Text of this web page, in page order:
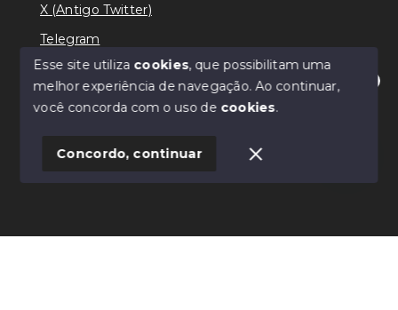
Olá! Estamos disponíveis para te ajudar.
X (Antigo Twitter)
Telegram
© Copyright 2026 - Ricardo Lilian - Todos os direitos
SITE PARA IMOBILIARIA
Esse site utiliza cookies, que possibilitam uma
melhor experiência de navegação.Ao continuar,
você concorda com o uso de cookies.
Concordo, continuar